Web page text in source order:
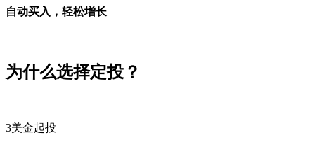
自动买入，轻松增长
为什么选择定投？
3美金起投